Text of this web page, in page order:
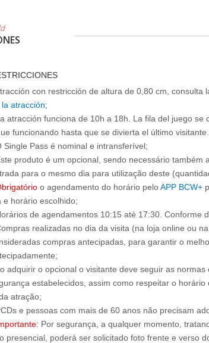
con restricción de altura de 0,80 cm, consulta
atracción;
atracción funciona de 10h a 18h. La fila del juego se
funcionando hasta que se divierta el último visitante.
Single Pass é nominal e intransferível;
produto é um opcional, sendo necessário também
para o mesmo dia para utilização deste
o agendamento do horário peloAPP BCW+
e horário escolhido;
de agendamentos 10:15 até 17:30. Conforme
realizadas no dia da visita (na loja online ou
compras antecipadas, para garantir o
adquirir o opcional o visitante deve seguir as
estabelecidos, assim como respeitar o horário
atração;
e pessoas com mais de 60 anos não precisam
Por segurança, a qualquer momento,
presencial, poderá ser solicitado foto frente e verso